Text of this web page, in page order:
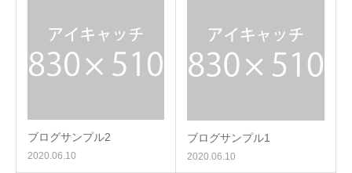
ブログサンプル2
2020.06.10
ブログサンプル1
2020.06.10